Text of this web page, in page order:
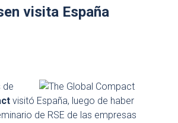
visita España
de
visitó España, luego de haber
de RSE de las empresas